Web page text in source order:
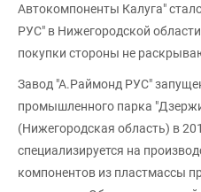
Автокомпоненты Калуга"
РУС" в Нижегородской
покупки стороны не
Завод "А.Раймонд РУС"
промышленного парка
(Нижегородская область) в
специализируется на
компонентов из пластмассы